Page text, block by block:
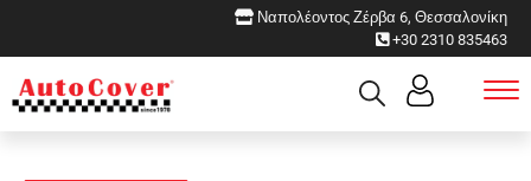
Ναπολέοντος Ζέρβα 6, Θεσσαλονίκη
+30 2310 835463